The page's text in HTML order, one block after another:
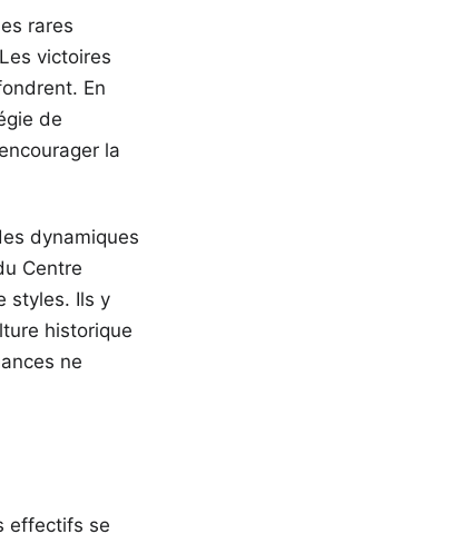
rares
victoires
En
de
la
dynamiques
Centre
styles. Ils y
historique
ne
effectifs se